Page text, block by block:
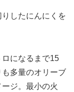
したにんにくを
になるまで15
多量のオリーブ
ジ。最小の火